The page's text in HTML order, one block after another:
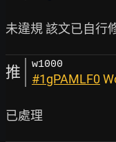
推 w1000
#1gPAMLF0